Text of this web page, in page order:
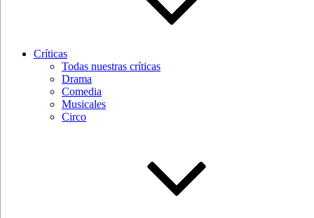
Críticas
Todas nuestras críticas
Drama
Comedia
Musicales
Circo